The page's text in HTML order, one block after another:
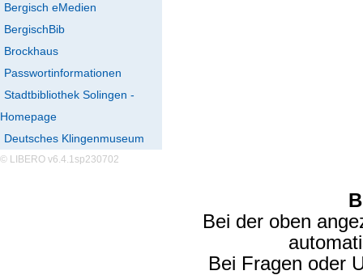
Bergisch eMedien
BergischBib
Brockhaus
Passwortinformationen
Stadtbibliothek Solingen -
Homepage
Deutsches Klingenmuseum
© LIBERO v6.4.1sp230702
Bei der oben
Bei Fragen oder